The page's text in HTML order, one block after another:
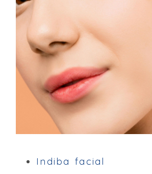
Indiba facial